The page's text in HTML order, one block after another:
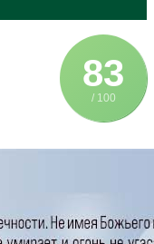
83
/ 100